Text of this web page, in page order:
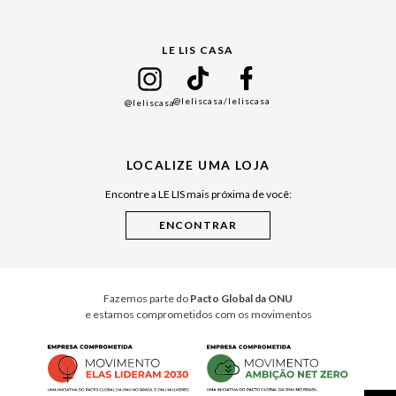
Cuidados Casa
LE LIS CASA
@leliscasa@leliscasa/leliscasa
LOCALIZE UMA LOJA
Encontre a LE LIS mais próxima de você:
Fazemos parte do Pacto Global da ONU
e estamos comprometidos com os movimentos